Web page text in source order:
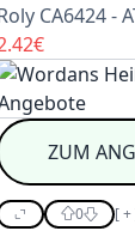
CA6424 -
ZUM
0 [+